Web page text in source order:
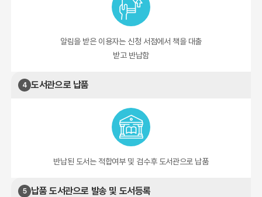
알림을 받은 이용자는 신청 서점에서 책을 대출
받고 반납함
4 도서관으로 납품
반납된 도서는 적합여부 및 검수후 도서관으로 납품
5 납품 도서관으로 발송 및 도서등록